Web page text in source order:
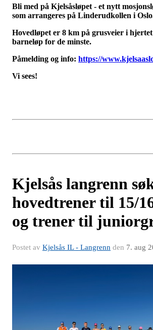
Bli med på Kjelsåsløpet - et nytt
som arrangeres på Linderudkollen i
Hovedløpet er 8 km på grusveier i
barneløp for de minste.
Påmelding og info: https://
Vi sees!
Kjelsås langrenn
hovedtrener til 15/
og trener til
Postet av Kjelsås IL - Langrenn den 7. aug